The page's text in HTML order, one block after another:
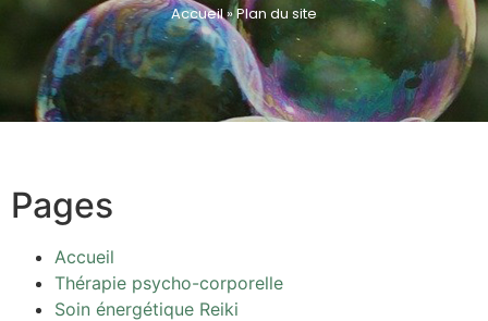
Accueil»Plan du site
Pages
Accueil
Thérapie psycho-corporelle
Soin énergétique Reiki